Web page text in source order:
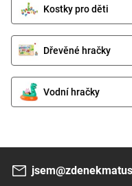
Kostky pro děti
Dřevěné hračky
Vodní hračky